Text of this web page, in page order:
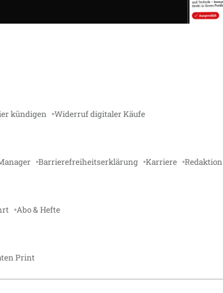
kündigen Widerruf digitaler Käufe
Barrierefreiheitserklärung Karriere Redaktion
Abo & Hefte
Print